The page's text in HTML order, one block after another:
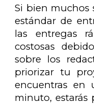
Si bien muchos
estándar de
las entregas
costosas
sobre los
priorizar tu
encuentras en
minuto, estarás